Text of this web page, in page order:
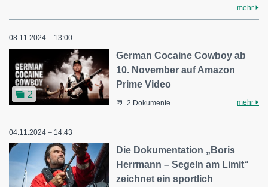
mehr
08.11.2024 – 13:00
2
German Cocaine Cowboy ab
10. November auf Amazon
Prime Video
2 Dokumente mehr
04.11.2024 – 14:43
Die Dokumentation „Boris
Herrmann – Segeln am Limit“
zeichnet ein sportlich